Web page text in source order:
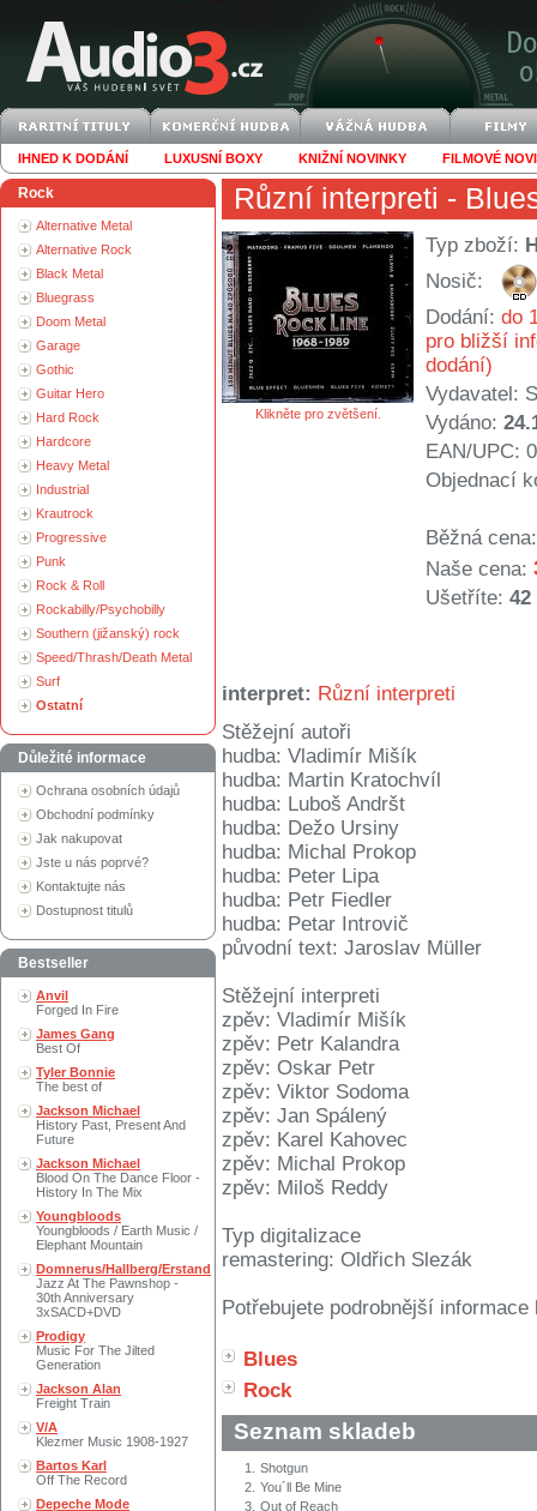
IHNED K DODÁNÍ LUXUSNÍ BOXY KNIŽNÍ NOVINKY FILMOVÉ
Rock
Alternative Metal
Alternative Rock
Black Metal
Bluegrass
Doom Metal
Garage
Gothic
Guitar Hero
Hard Rock
Hardcore
Heavy Metal
Industrial
Krautrock
Progressive
Punk
Rock & Roll
Rockabilly/Psychobilly
Southern (jižanský) rock
Speed/Thrash/Death Metal
Surf
Ostatní
Důležité informace
Ochrana osobních údajů
Obchodní podmínky
Jak nakupovat
Jste u nás poprvé?
Kontaktujte nás
Dostupnost titulů
Bestseller
Anvil
Forged In Fire
James Gang
Best Of
Tyler Bonnie
The best of
Jackson Michael
History Past, Present And
Future
Jackson Michael
Blood On The Dance Floor -
History In The Mix
Youngbloods
Youngbloods / Earth Music /
Elephant Mountain
Domnerus/Hallberg/Erstand
Jazz At The Pawnshop -
30th Anniversary
3xSACD+DVD
Prodigy
Music For The Jilted
Generation
Jackson Alan
Freight Train
V/A
Klezmer Music 1908-1927
Bartos Karl
Off The Record
Depeche Mode
Různí interpreti -
Klikněte pro zvětšení.
Typ zboží:
Nosič:
Dodání: do
pro bližší
dodání)
Vydavatel:
Vydáno:
EAN/UPC:
Objednací
Běžná cena:
Naše cena:
Ušetříte: 42
interpret: Různí interpreti
Stěžejní autoři
hudba: Vladimír Mišík
hudba: Martin Kratochvíl
hudba: Luboš Andršt
hudba: Dežo Ursiny
hudba: Michal Prokop
hudba: Peter Lipa
hudba: Petr Fiedler
hudba: Petar Introvič
původní text: Jaroslav Müller
Stěžejní interpreti
zpěv: Vladimír Mišík
zpěv: Petr Kalandra
zpěv: Oskar Petr
zpěv: Viktor Sodoma
zpěv: Jan Spálený
zpěv: Karel Kahovec
zpěv: Michal Prokop
zpěv: Miloš Reddy
Typ digitalizace
remastering: Oldřich Slezák
Potřebujete podrobnější
Blues
Rock
Seznam skladeb
1.
Shotgun
2. You´ll Be Mine
3. Out of Reach